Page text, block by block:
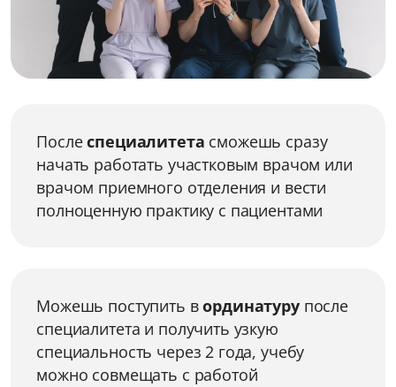
Послеспециалитета сможешь сразу
начать работать участковым врачом или
врачом приемного отделения и вести
полноценную практику с пациентами
Можешь поступить вординатурупосле
специалитета и получить узкую
специальность через 2 года, учебу
можно совмещать с работой